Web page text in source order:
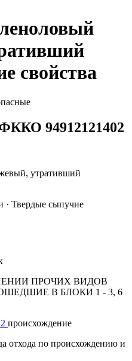
свойства
94912121402
утративший
· Твердые сыпучие
ПРОЧИХ ВИДОВ
В БЛОКИ 1 - 3, 6
2 происхождение
отхода по происхождению и